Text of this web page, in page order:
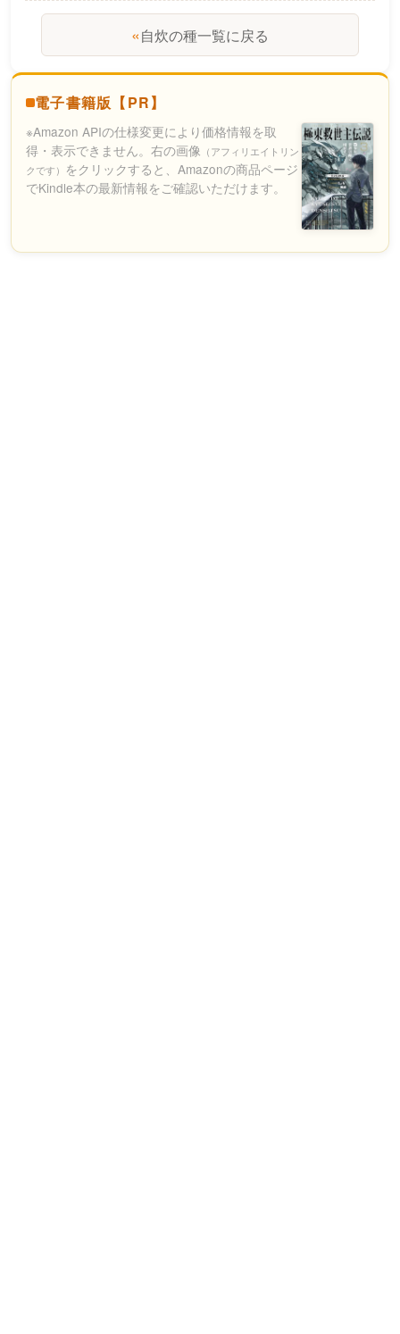
«自炊の種一覧に戻る
電子書籍版【PR】
※Amazon APIの仕様変更により価格情報を取
得・表示できません。右の画像 （アフィリエイトリン
クです） をクリックすると、Amazonの商品ページ
でKindle本の最新情報をご確認いただけます。